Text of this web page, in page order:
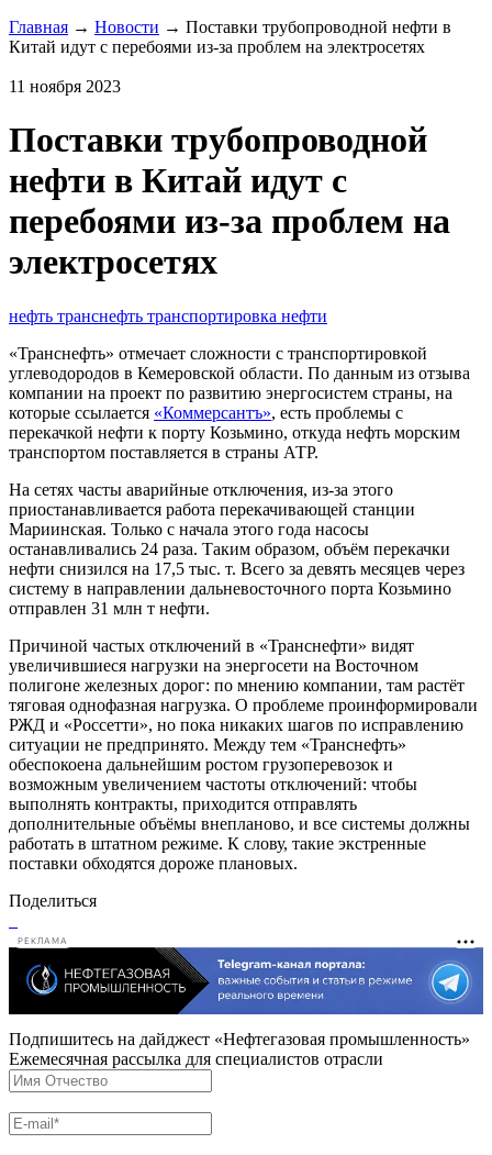
Главная → Новости → Поставки трубопроводной нефти в
Китай идут с перебоями из-за проблем на электросетях
11 ноября 2023
Поставки трубопроводной
нефти в Китай идут с
перебоями из-за проблем на
электросетях
нефть транснефть транспортировка нефти
«Транснефть» отмечает сложности с транспортировкой
углеводородов в Кемеровской области. По данным из отзыва
компании на проект по развитию энергосистем страны, на
которые ссылается «Коммерсантъ», есть проблемы с
перекачкой нефти к порту Козьмино, откуда нефть морским
транспортом поставляется в страны АТР.
На сетях часты аварийные отключения, из-за этого
приостанавливается работа перекачивающей станции
Мариинская. Только с начала этого года насосы
останавливались 24 раза. Таким образом, объём перекачки
нефти снизился на 17,5 тыс. т. Всего за девять месяцев через
систему в направлении дальневосточного порта Козьмино
отправлен 31 млн т нефти.
Причиной частых отключений в «Транснефти» видят
увеличившиеся нагрузки на энергосети на Восточном
полигоне железных дорог: по мнению компании, там растёт
тяговая однофазная нагрузка. О проблеме проинформировали
РЖД и «Россетти», но пока никаких шагов по исправлению
ситуации не предпринято. Между тем «Транснефть»
обеспокоена дальнейшим ростом грузоперевозок и
возможным увеличением частоты отключений: чтобы
выполнять контракты, приходится отправлять
дополнительные объёмы внепланово, и все системы должны
работать в штатном режиме. К слову, такие экстренные
поставки обходятся дороже плановых.
Поделиться
РЕКЛАМА
Подпишитесь на дайджест «Нефтегазовая промышленность»
Ежемесячная рассылка для специалистов отрасли